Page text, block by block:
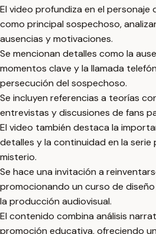
El video profundiza en el personaje
como principal sospechoso,
ausencias y motivaciones.
Se mencionan detalles como la
momentos clave y la llamada
persecución del sospechoso.
Se incluyen referencias a teorías
entrevistas y discusiones de fans
El video también destaca la
detalles y la continuidad en la
misterio.
Se hace una invitación a
promocionando un curso de
la producción audiovisual.
El contenido combina análisis
promoción educativa, ofreciendo